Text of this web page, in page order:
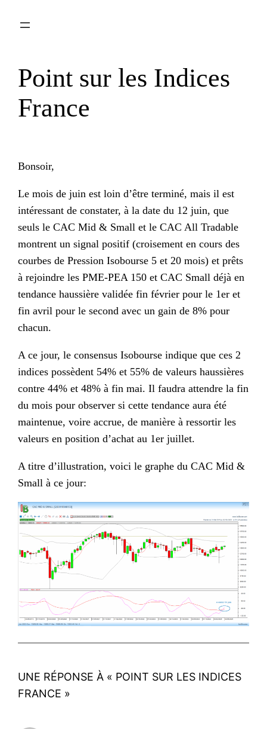
Point sur les Indices
France
Bonsoir,
Le mois de juin est loin d’être terminé, mais il est
intéressant de constater, à la date du 12 juin, que
seuls le CAC Mid & Small et le CAC All Tradable
montrent un signal positif (croisement en cours des
courbes de Pression Isobourse 5 et 20 mois) et prêts
à rejoindre les PME-PEA 150 et CAC Small déjà en
tendance haussière validée fin février pour le 1er et
fin avril pour le second avec un gain de 8% pour
chacun.
A ce jour, le consensus Isobourse indique que ces 2
indices possèdent 54% et 55% de valeurs haussières
contre 44% et 48% à fin mai. Il faudra attendre la fin
du mois pour observer si cette tendance aura été
maintenue, voire accrue, de manière à ressortir les
valeurs en position d’achat au 1er juillet.
A titre d’illustration, voici le graphe du CAC Mid &
Small à ce jour:
UNE RÉPONSE À « POINT SUR LES INDICES
FRANCE »